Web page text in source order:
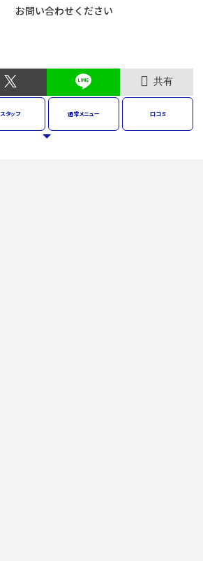
お問い合わせください
共有
スタッフ 通常メニュー 口コミ